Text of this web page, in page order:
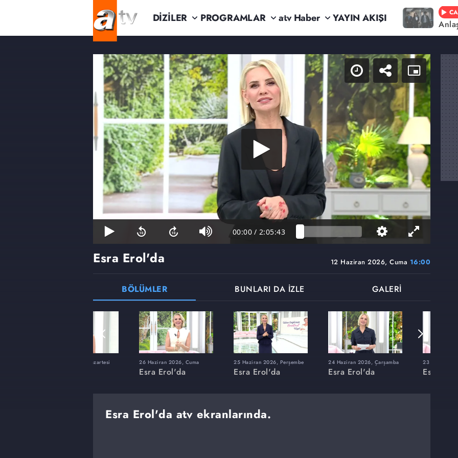
DİZİLER PROGRAMLAR atv Haber YAYIN AKIŞI
00:00 / 2:05:43
12 Haziran 2026, Cuma 16:00
Esra Erol'da
BÖLÜMLER BUNLARI DA İZLE GALERİ
8 Haziran 2026, Pazartesi 26 Haziran 2026, Cuma
Esra Erol'da
25 Haziran 2026, Perşembe
Esra Erol'da
24 Haziran 2026, Çarşamba
Esra Erol'da
23 Haziran
Esra
Esra Erol'da atv ekranlarında.